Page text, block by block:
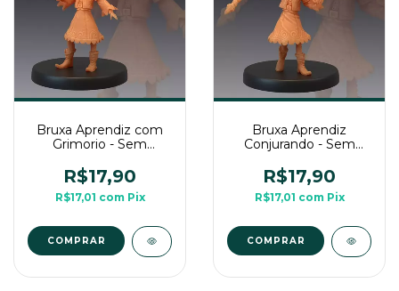
Bruxa Aprendiz com
Grimorio - Sem
Médio Para RPG de
Mesa
R$17,90
R$17,01 com Pix
COMPRAR
Bruxa Aprendiz
Conjurando - Sem
Médio Para RPG de
Mesa
R$17,90
R$17,01 com Pix
COMPRAR